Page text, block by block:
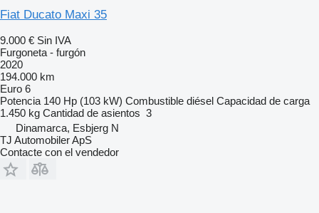
Fiat Ducato Maxi 35
9.000 € Sin IVA
Furgoneta - furgón
2020
194.000 km
Euro 6
Potencia 140 Hp (103 kW) Combustible diésel Capacidad de carga
1.450 kg Cantidad de asientos 3
Dinamarca, Esbjerg N
TJ Automobiler ApS
Contacte con el vendedor